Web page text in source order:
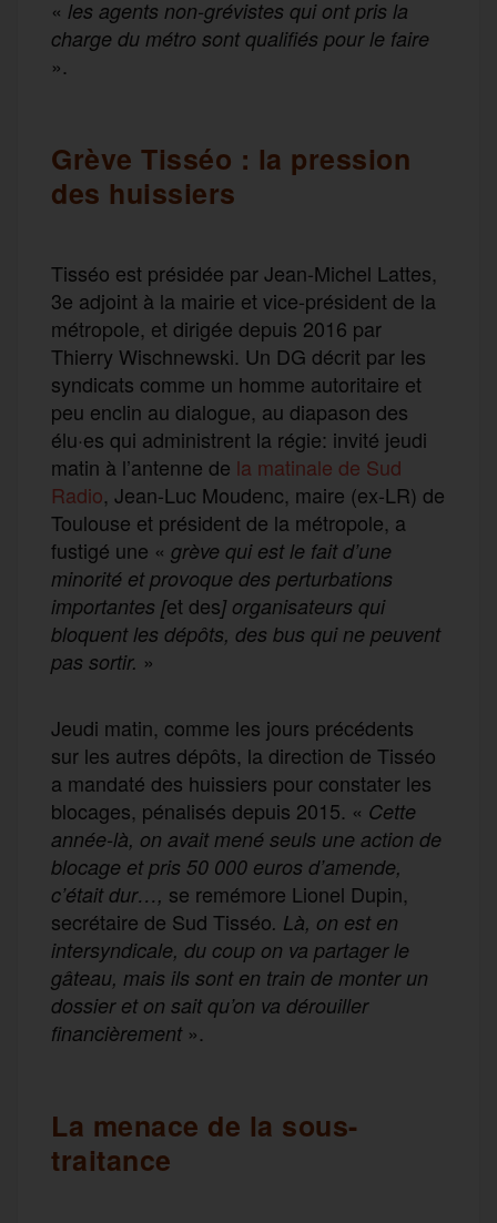
« les agents non-grévistes qui ont pris la
charge du métro sont qualifiés pour le faire
».
Grève Tisséo : la pression
des huissiers
Tisséo est présidée par Jean-Michel Lattes,
3e adjoint à la mairie et vice-président de la
métropole, et dirigée depuis 2016 par
Thierry Wischnewski. Un DG décrit par les
syndicats comme un homme autoritaire et
peu enclin au dialogue, au diapason des
élu·es qui administrent la régie: invité jeudi
matin à l’antenne de la matinale de Sud
Radio, Jean-Luc Moudenc, maire (ex-LR) de
Toulouse et président de la métropole, a
fustigé une « grève qui est le fait d’une
minorité et provoque des perturbations
importantes [et des] organisateurs qui
bloquent les dépôts, des bus qui ne peuvent
pas sortir. »
Jeudi matin, comme les jours précédents
sur les autres dépôts, la direction de Tisséo
a mandaté des huissiers pour constater les
blocages, pénalisés depuis 2015. « Cette
année-là, on avait mené seuls une action de
blocage et pris 50 000 euros d’amende,
c’était dur…, se remémore Lionel Dupin,
secrétaire de Sud Tisséo. Là, on est en
intersyndicale, du coup on va partager le
gâteau, mais ils sont en train de monter un
dossier et on sait qu’on va dérouiller
financièrement».
La menace de la sous-
traitance